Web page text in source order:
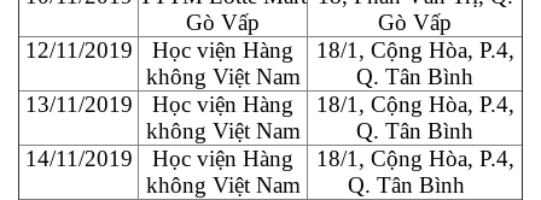
Gò Vấp
Gò Vấp
12/11/2019
Học viện Hàng
không Việt Nam
18/1, Cộng Hòa, P.4,
Q. Tân Bình
13/11/2019
Học viện Hàng
không Việt Nam
18/1, Cộng Hòa, P.4,
Q. Tân Bình
14/11/2019
Học viện Hàng
không Việt Nam
18/1, Cộng Hòa, P.4,
Q. Tân Bình